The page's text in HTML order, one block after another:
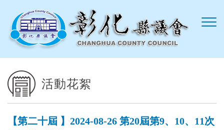
活動花絮
【第二十屆 】2024-08-26 第20屆第9、10、11次